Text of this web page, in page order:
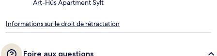
Art-Hüs Apartment Sylt
Informations sur le droit de rétractation
Foire aux questions